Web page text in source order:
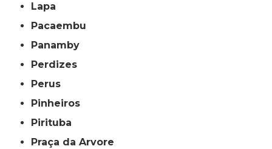
Lapa
Pacaembu
Panamby
Perdizes
Perus
Pinheiros
Pirituba
Praça da Arvore